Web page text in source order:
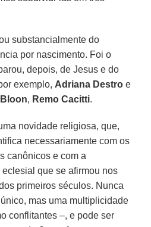
substancialmente do
por nascimento. Foi o
depois, de Jesus e do
exemplo, Adriana Destro e
, Remo Cacitti.
novidade religiosa, que,
necessariamente com os
canônicos e com a
que se afirmou nos
primeiros séculos. Nunca
mas uma multiplicidade
conflitantes –, e pode ser